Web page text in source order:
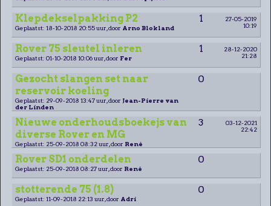
Klepdekselpakking P2 1
27-05-2019
10:19
Geplaatst: 18-10-2018 20:55 uur, door Arno Blokland
Rover 75 sleutel inleren 1
28-12-2020
21:28
Geplaatst: 01-10-2018 10:06 uur, door Fer
Gezocht slangen set naar
reservoir koeling
0
Geplaatst: 29-09-2018 13:47 uur, door Jean-Pierre van
der Linden
Nieuwe onderhoudsboekejs van
diverse Rover en MG
3
03-12-2021
22:42
Geplaatst: 25-09-2018 08:32 uur, door René
Rover SD1 onderdelen 0
Geplaatst: 25-09-2018 08:27 uur, door René
stotterende 75 (1.8) 0
Geplaatst: 11-09-2018 22:13 uur, door Adri